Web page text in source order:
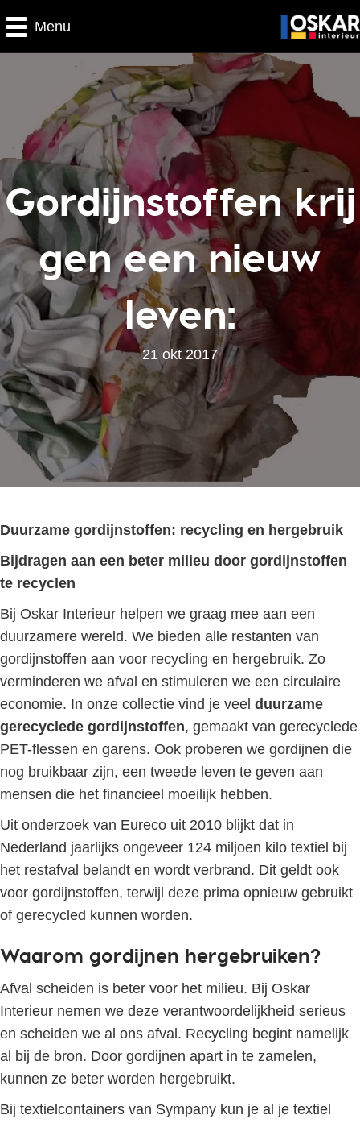
Menu
Gordijnstoffen krij
gen een nieuw
leven:
21 okt 2017
Duurzame gordijnstoffen: recycling en hergebruik
Bijdragen aan een beter milieu door gordijnstoffen
te recyclen
Bij Oskar Interieur helpen we graag mee aan een
duurzamere wereld. We bieden alle restanten van
gordijnstoffen aan voor recycling en hergebruik. Zo
verminderen we afval en stimuleren we een circulaire
economie. In onze collectie vind je veel duurzame
gerecyclede gordijnstoffen, gemaakt van gerecyclede
PET-flessen en garens. Ook proberen we gordijnen die
nog bruikbaar zijn, een tweede leven te geven aan
mensen die het financieel moeilijk hebben.
Uit onderzoek van Eureco uit 2010 blijkt dat in
Nederland jaarlijks ongeveer 124 miljoen kilo textiel bij
het restafval belandt en wordt verbrand. Dit geldt ook
voor gordijnstoffen, terwijl deze prima opnieuw gebruikt
of gerecycled kunnen worden.
Waarom gordijnen hergebruiken?
Afval scheiden is beter voor het milieu. Bij Oskar
Interieur nemen we deze verantwoordelijkheid serieus
en scheiden we al ons afval. Recycling begint namelijk
al bij de bron. Door gordijnen apart in te zamelen,
kunnen ze beter worden hergebruikt.
Bij textielcontainers van Sympany kun je al je textiel